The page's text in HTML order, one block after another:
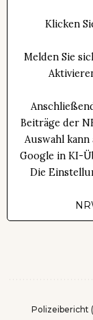
Klicken
Melden Sie
Beiträge der
Auswahl
Google in KI-
Die
Polizeibericht